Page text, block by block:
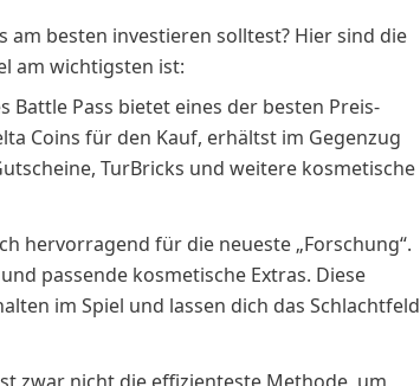
am besten investieren solltest? Hier sind die
am wichtigsten ist:
Battle Pass bietet eines der besten Preis-
Coins für den Kauf, erhältst im Gegenzug
TurBricks und weitere kosmetische
hervorragend für die neueste „Forschung“.
passende kosmetische Extras. Diese
im Spiel und lassen dich das Schlachtfeld